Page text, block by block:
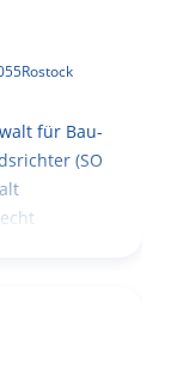
Rostock
für Bau-
(SO